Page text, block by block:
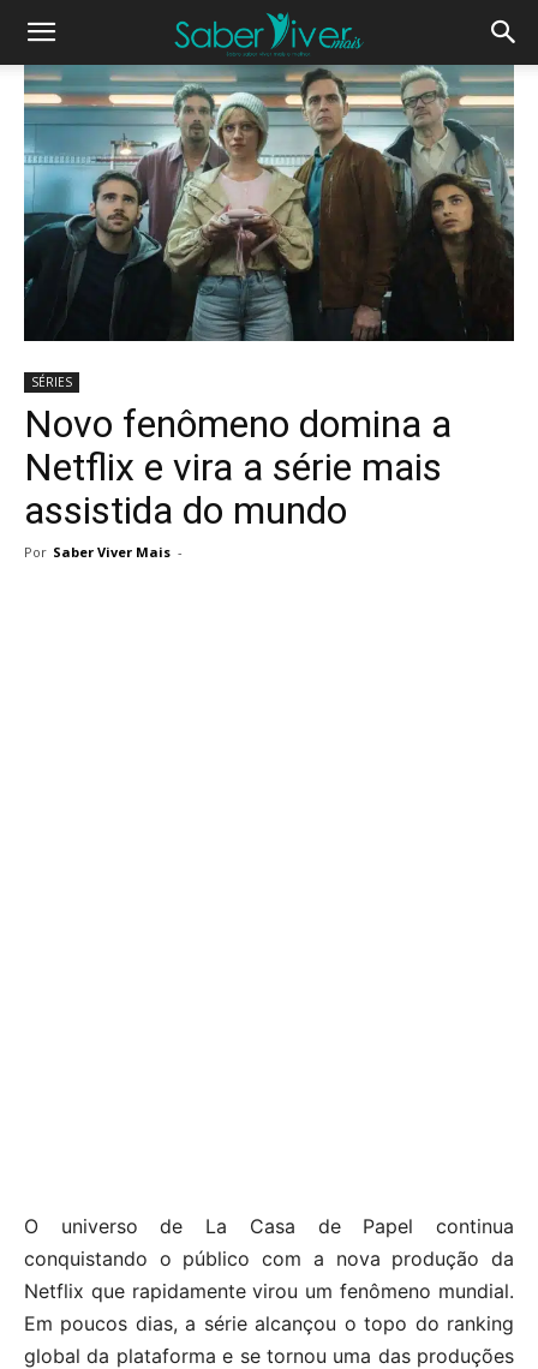
SÉRIES
Novo fenômeno domina a
Netflix e vira a série mais
assistida do mundo
Por Saber Viver Mais -
O universo de La Casa de Papel continua
conquistando o público com a nova produção da
Netflix que rapidamente virou um fenômeno mundial.
Em poucos dias, a série alcançou o topo do ranking
global da plataforma e se tornou uma das produções